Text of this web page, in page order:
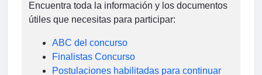
Encuentra toda la información y los documentos
útiles que necesitas para participar:
ABC del concurso
Finalistas Concurso
Postulaciones habilitadas para continuar